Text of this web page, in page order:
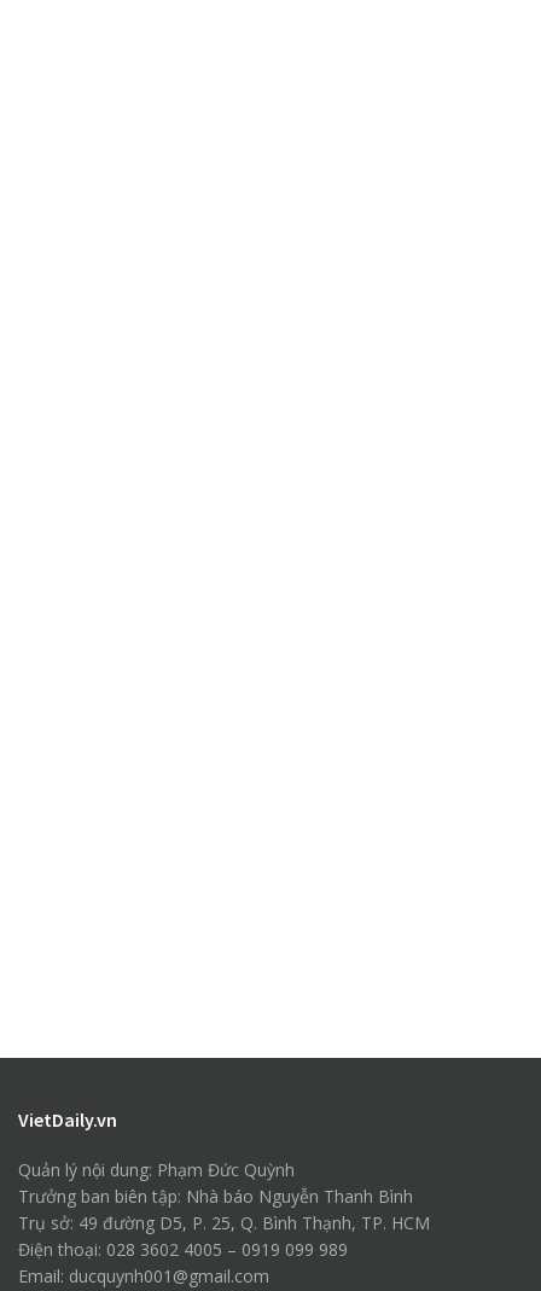
VietDaily.vn
Quản lý nội dung: Phạm Đức Quỳnh
Trưởng ban biên tập: Nhà báo Nguyễn Thanh Bình
Trụ sở: 49 đường D5, P. 25, Q. Bình Thạnh, TP. HCM
Điện thoại: 028 3602 4005 – 0919 099 989
Email: ducquynh001@gmail.com